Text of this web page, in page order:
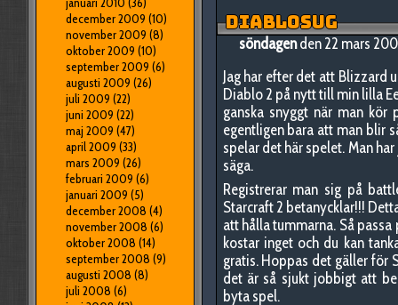
december 2009 (10)
november 2009 (8)
oktober 2009 (10)
september 2009 (6)
augusti 2009 (26)
juli 2009 (22)
juni 2009 (22)
maj 2009 (47)
april 2009 (33)
mars 2009 (26)
februari 2009 (6)
januari 2009 (5)
december 2008 (4)
november 2008 (6)
oktober 2008 (14)
september 2008 (9)
augusti 2008 (8)
juli 2008 (6)
DIABLOSUG
söndagenden 22 mars
Jag har efter det att Blizzard
Diablo 2 på nytt till min lilla
ganska snyggt när man
egentligen bara att man blir
spelar det här spelet. Man
säga.
Registrerar man sig på
Starcraft 2 betanycklar!!!
att hålla tummarna. Så
kostar inget och du kan
gratis. Hoppas det gäller för
det är så sjukt jobbigt att
byta spel.